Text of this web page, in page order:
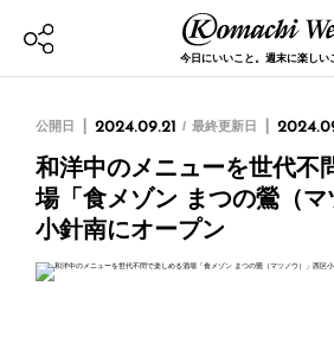
今日にいいこと。週末に楽しい
公開日 2024.09.21 最終更新日
和洋中のメニューを世代不
場「食メゾン まつの鶯（
小針南にオープン